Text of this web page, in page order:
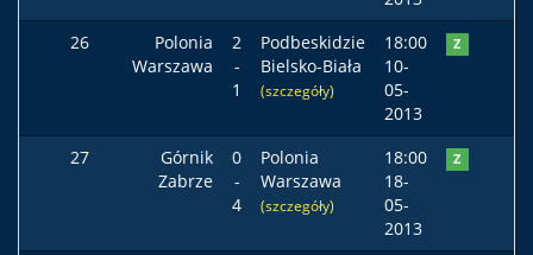
26
Polonia
Warszawa
2
-
1
Podbeskidzie
Bielsko-Biała
(szczegóły)
18:00
10-
05-
2013
Z
27
Górnik
Zabrze
0
-
4
Polonia
Warszawa
(szczegóły)
18:00
18-
05-
2013
Z